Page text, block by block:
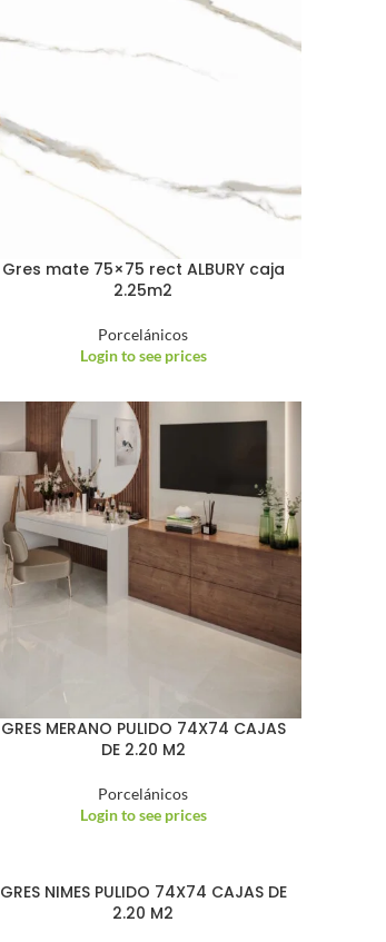
Gres mate 75×75 rect ALBURY caja
2.25m2
Porcelánicos
Login to see prices
GRES MERANO PULIDO 74X74 CAJAS
DE 2.20 M2
Porcelánicos
Login to see prices
GRES NIMES PULIDO 74X74 CAJAS DE
2.20 M2